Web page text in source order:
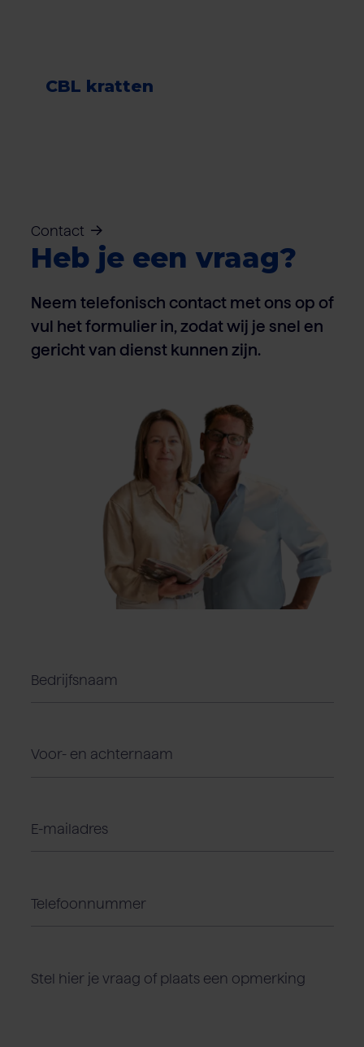
CBL kratten
Contact
Heb je een vraag?
Neem telefonisch contact met ons op of
vul het formulier in, zodat wij je snel en
gericht van dienst kunnen zijn.